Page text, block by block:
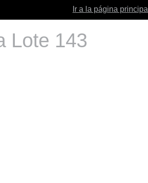
Ir a la página principal
Lote 143